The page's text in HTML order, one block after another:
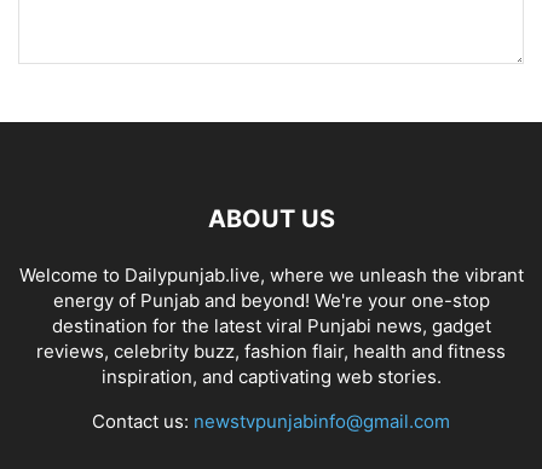
ABOUT US
Welcome to Dailypunjab.live, where we unleash the vibrant
energy of Punjab and beyond! We're your one-stop
destination for the latest viral Punjabi news, gadget
reviews, celebrity buzz, fashion flair, health and fitness
inspiration, and captivating web stories.
Contact us: newstvpunjabinfo@gmail.com